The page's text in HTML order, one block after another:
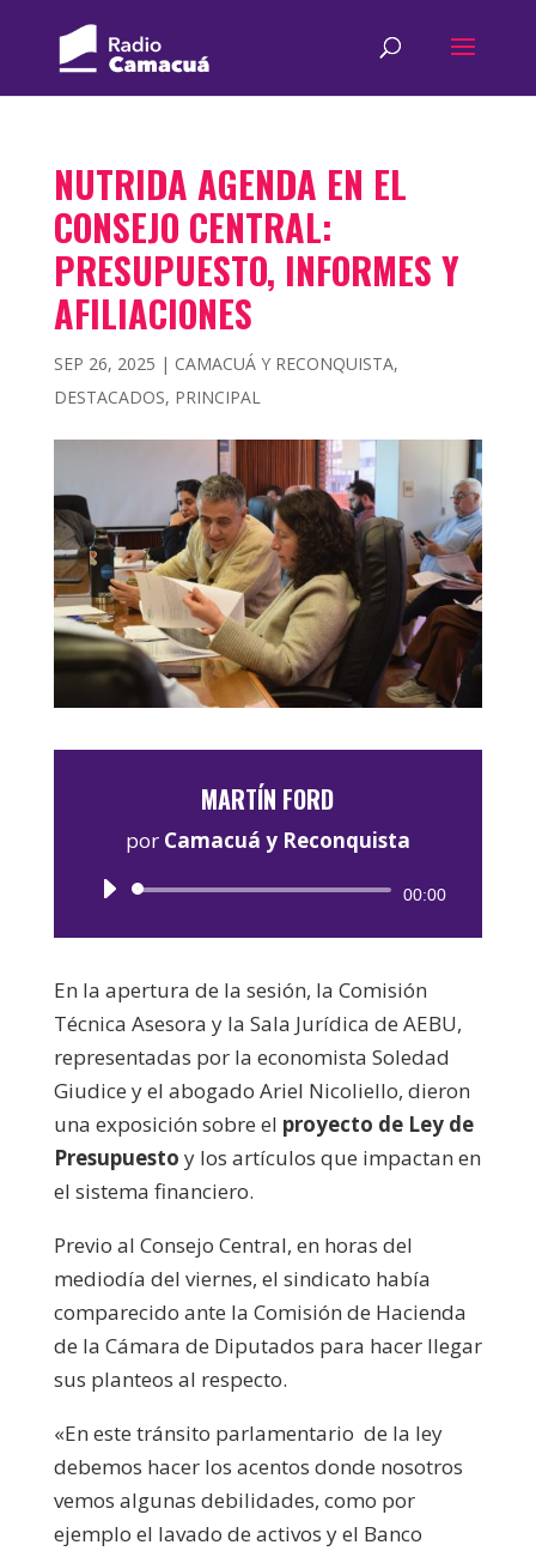
NUTRIDA AGENDA EN EL
CONSEJO CENTRAL:
PRESUPUESTO, INFORMES Y
AFILIACIONES
SEP 26, 2025 | CAMACUÁ Y RECONQUISTA,
DESTACADOS, PRINCIPAL
MARTÍN FORD
por Camacuá y Reconquista
Reproductor
00:00
En la apertura de la sesión, la Comisión
Técnica Asesora y la Sala Jurídica de AEBU,
representadas por la economista Soledad
Giudice y el abogado Ariel Nicoliello, dieron
una exposición sobre el proyecto de Ley de
Presupuesto y los artículos que impactan en
el sistema financiero.
Previo al Consejo Central, en horas del
mediodía del viernes, el sindicato había
comparecido ante la Comisión de Hacienda
de la Cámara de Diputados para hacer llegar
sus planteos al respecto.
«En este tránsito parlamentario de la ley
debemos hacer los acentos donde nosotros
vemos algunas debilidades, como por
ejemplo el lavado de activos y el Banco